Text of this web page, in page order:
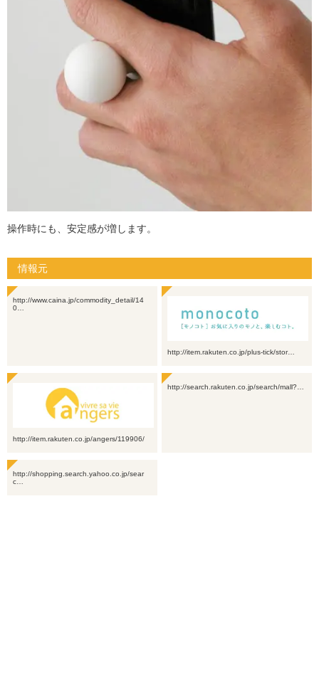
操作時にも、安定感が増します。
情報元
http://www.caina.jp/commodity_detail/14
0…
http://item.rakuten.co.jp/plus-tick/stor…
http://item.rakuten.co.jp/angers/119906/
http://search.rakuten.co.jp/search/mall?…
http://shopping.search.yahoo.co.jp/sear
c…